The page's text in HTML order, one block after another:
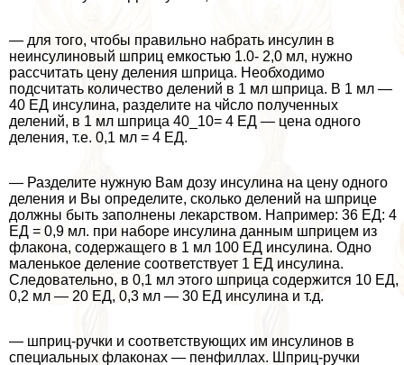
— для того, чтобы правильно набрать инсулин в
неинсулиновый шприц емкостью 1.0- 2,0 мл, нужно
рассчитать цену деления шприца. Необходимо
подсчитать количество делений в 1 мл шприца. В 1 мл —
40 ЕД инсулина, разделите на чйсло полученных
делений, в 1 мл шприца 40_10= 4 ЕД — цена одного
деления, т.е. 0,1 мл = 4 ЕД.
— Разделите нужную Вам дозу инсулина на цену одного
деления и Вы определите, сколько делений на шприце
должны быть заполнены лекарством. Например: 36 ЕД: 4
ЕД = 0,9 мл. при наборе инсулина данным шприцем из
флакона, содержащего в 1 мл 100 ЕД инсулина. Одно
маленькое деление соответствует 1 ЕД инсулина.
Следовательно, в 0,1 мл этого шприца содержится 10 ЕД,
0,2 мл — 20 ЕД, 0,3 мл — 30 ЕД инсулина и т.д.
— шприц-ручки и соответствующих им инсулинов в
специальных флаконах — пенфиллах. Шприц-ручки